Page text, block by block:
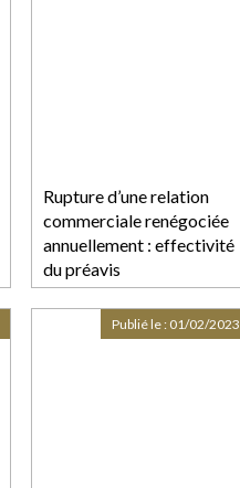
Rupture d’une relation
commerciale renégociée
annuellement : effectivité
du préavis
Publié le : 01/02/2023